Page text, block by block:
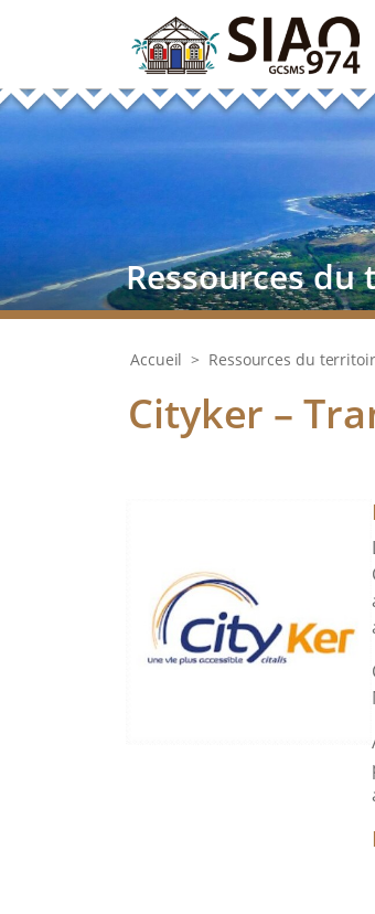
Ressources
Accueil > Ressources du
Cityker –